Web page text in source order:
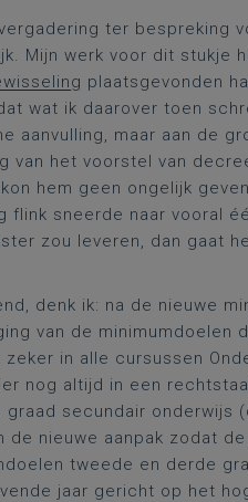
ter bespreking
Mijn werk voor dit stukje
plaatsgevonden
wat ik daarover toen
aanvulling, maar aan de
van het voorstel van
hem geen ongelijk
flink sneerde naar vooral
zou leveren, dan gaat
denk ik: na de nieuwe
van de minimumdoelen
in alle cursussen
nog altijd in een
secundair onderwijs
nieuwe aanpak zodat
tweede en derde
jaar gericht op het